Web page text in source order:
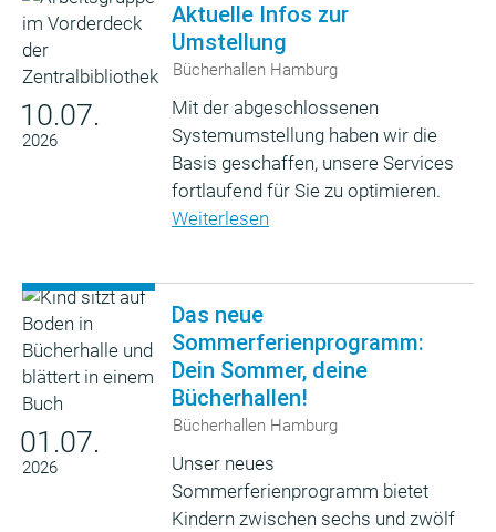
10.07.
2026
Aktuelle Infos zur
Umstellung
Bücherhallen Hamburg
Mit der abgeschlossenen
Systemumstellung haben wir die
Basis geschaffen, unsere Services
fortlaufend für Sie zu optimieren.
Weiterlesen
01.07.
2026
Das neue
Sommerferienprogramm:
Dein Sommer, deine
Bücherhallen!
Bücherhallen Hamburg
Unser neues
Sommerferienprogramm bietet
Kindern zwischen sechs und zwölf